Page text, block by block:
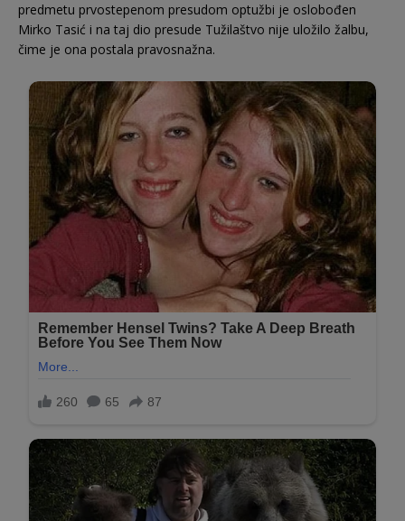
predmetu prvostepenom presudom optužbi je oslobođen
Mirko Tasić i na taj dio presude Tužilaštvo nije uložilo žalbu,
čime je ona postala pravosnažna.